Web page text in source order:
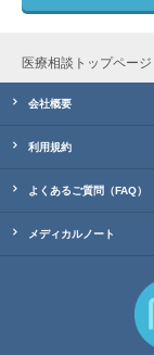
医療相談トップページ
会社概要
利用規約
よくあるご質問（FAQ）
メディカルノート